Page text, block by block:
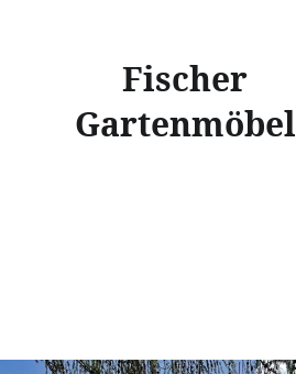
Fischer
Gartenmöbel